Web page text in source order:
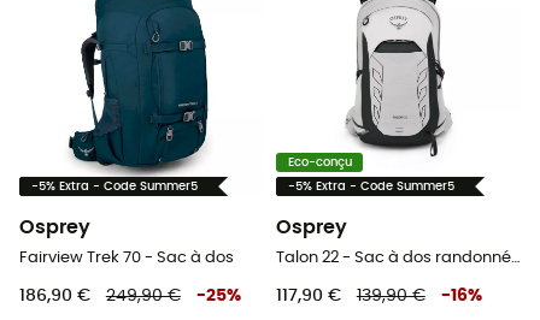
-5% Extra - Code Summer5
Osprey
Fairview Trek 70 - Sac à dos
186,90 € 249,90 € -25%
Eco-conçu
-5% Extra - Code Summer5
Osprey
117,90 € 139,90 € -16%